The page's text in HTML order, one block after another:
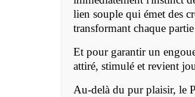
lien souple qui émet des
transformant chaque
Et pour garantir un
attiré, stimulé et revient
Au-delà du pur plaisir, le